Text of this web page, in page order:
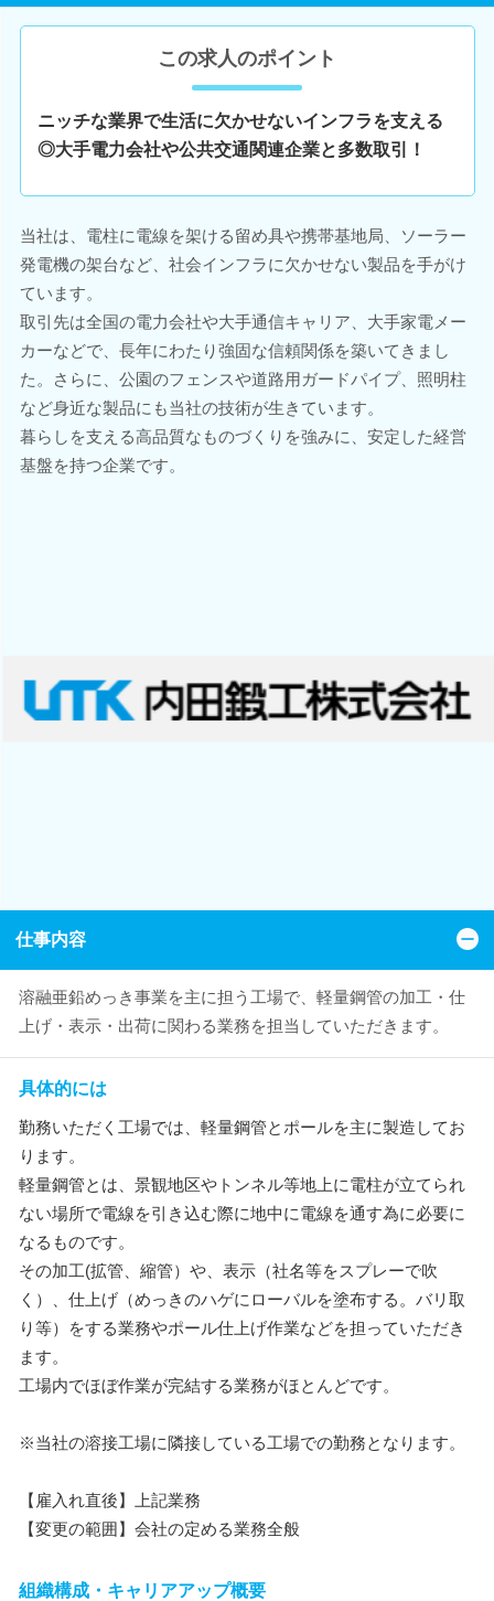
この求人のポイント
ニッチな業界で生活に欠かせないインフラを支える
◎大手電力会社や公共交通関連企業と多数取引！
当社は、電柱に電線を架ける留め具や携帯基地局、ソーラー
発電機の架台など、社会インフラに欠かせない製品を手がけ
ています。
取引先は全国の電力会社や大手通信キャリア、大手家電メー
カーなどで、長年にわたり強固な信頼関係を築いてきまし
た。さらに、公園のフェンスや道路用ガードパイプ、照明柱
など身近な製品にも当社の技術が生きています。
暮らしを支える高品質なものづくりを強みに、安定した経営
基盤を持つ企業です。
仕事内容
溶融亜鉛めっき事業を主に担う工場で、軽量鋼管の加工・仕
上げ・表示・出荷に関わる業務を担当していただきます。
具体的には
勤務いただく工場では、軽量鋼管とポールを主に製造してお
ります。
軽量鋼管とは、景観地区やトンネル等地上に電柱が立てられ
ない場所で電線を引き込む際に地中に電線を通す為に必要に
なるものです。
その加工(拡管、縮管）や、表示（社名等をスプレーで吹
く）、仕上げ（めっきのハゲにローバルを塗布する。バリ取
り等）をする業務やポール仕上げ作業などを担っていただき
ます。
工場内でほぼ作業が完結する業務がほとんどです。
※当社の溶接工場に隣接している工場での勤務となります。
【雇入れ直後】上記業務
【変更の範囲】会社の定める業務全般
組織構成・キャリアアップ概要